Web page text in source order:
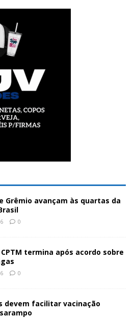
Grêmio avançam às quartas da
0
termina após acordo sobre
0
devem facilitar vacinação